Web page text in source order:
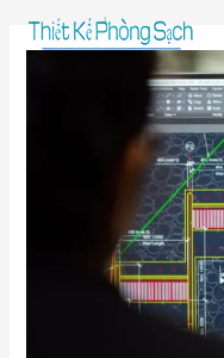
navigation